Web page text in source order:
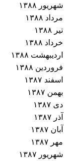
شهریور ۱۳۸۸
مرداد ۱۳۸۸
تیر ۱۳۸۸
خرداد ۱۳۸۸
اردیبهشت ۱۳۸۸
فروردین ۱۳۸۸
اسفند ۱۳۸۷
بهمن ۱۳۸۷
دی ۱۳۸۷
آذر ۱۳۸۷
آبان ۱۳۸۷
مهر ۱۳۸۷
شهریور ۱۳۸۷